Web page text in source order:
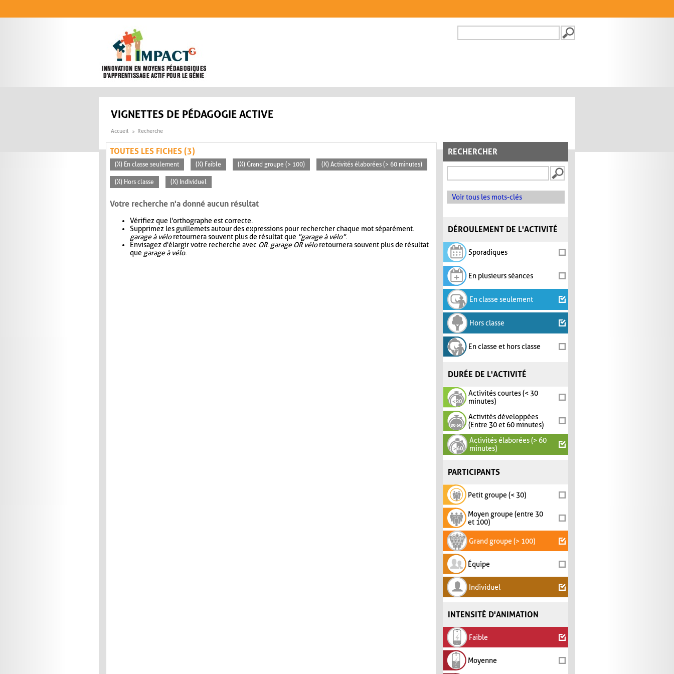
FORMULAIRE DE
VIGNETTES DE PÉDAGOGIE ACTIVE
Accueil Recherche
RECHERCHER
Voir tous les mots-clés
DÉROULEMENT DE L'ACTIVITÉ
Sporadiques
En plusieurs séances
En classe seulement
Hors classe
En classe et hors classe
DURÉE DE L'ACTIVITÉ
Activités courtes (< 30
minutes)
Activités développées
(Entre 30 et 60 minutes)
Activités élaborées (> 60
minutes)
PARTICIPANTS
Petit groupe (< 30)
Moyen groupe (entre 30
et 100)
Grand groupe (> 100)
Équipe
Individuel
INTENSITÉ D'ANIMATION
Faible
Moyenne
TOUTES LES FICHES (3)
(X) En classe seulement (X) Faible (X) Grand groupe (> 100) (X) Activités élaborées (> 60 minutes)
(X) Hors classe (X) Individuel
Votre recherche n'a donné aucun résultat
Vérifiez que l'orthographe est correcte.
Supprimez les guillemets autour des expressions pour rechercher chaque mot séparément.
garage à véloretournera souvent plus de résultat que "garage à vélo".
Envisagez d'élargir votre recherche avec OR. garage OR véloretournera souvent plus de résultat
que garage à vélo.